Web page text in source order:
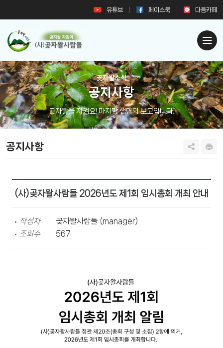
유튜브 페이스북 다음카페
곶자왈소식
공지사항
곶자왈을 지켜요! 마지막 생명의 보고입니다.
공지사항
(사)곶자왈사람들 2026년도 제1회 임시총회 개최 안내
작성자
곶자왈사람들 (manager)
조회수
567